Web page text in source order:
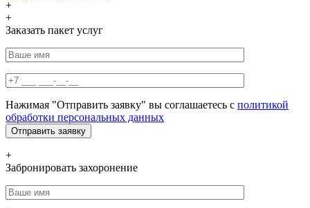
+
+
Заказать пакет услуг
Нажимая "Отправить заявку" вы соглашаетесь с политикой
обработки персональных данных
+
Забронировать захоронение